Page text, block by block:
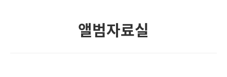
앨범자료실